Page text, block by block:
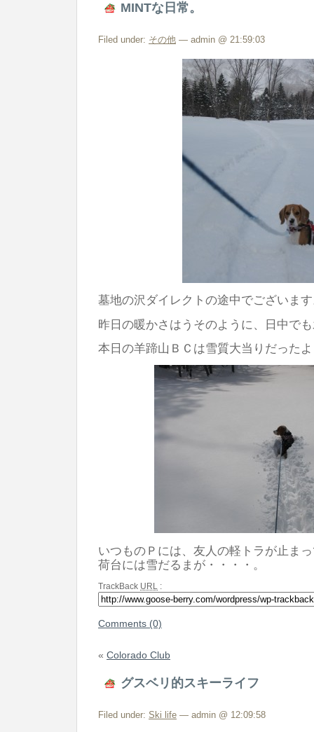
MINTな日常。
Filed under: その他 — admin @ 21:59:03
墓地の沢ダイレクトの途中でございま
昨日の暖かさはうそのように、日中で
本日の羊蹄山ＢＣは雪質大当りだった
いつものＰには、友人の軽トラが止ま
荷台には雪だるまが・・・・。
TrackBack URL :
Comments (0)
« Colorado Club
グスベリ的スキーライフ
Filed under: Ski life — admin @ 12:09:58